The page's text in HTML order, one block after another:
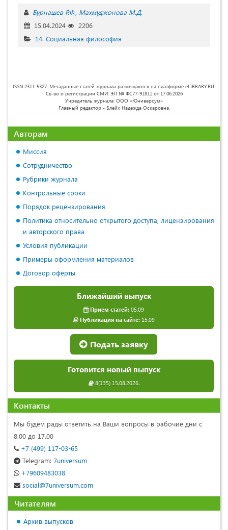
Бурнашев Р.Ф. Махмуджонова М.Д.
15.04.2024
2206
14. Социальная философия
ISSN 2311-5327. Метаданные статей журнала размещаются на платформе eLIBRARY.RU.
Св-во о регистрации СМИ: ЭЛ № ФС77-91811 от 17.06.2026
Учредитель журнала: ООО «Юниверсум»
Главный редактор - Блейх Надежда Оскаровна.
Авторам
Миссия
Сотрудничество
Рубрики журнала
Контрольные сроки
Порядок рецензирования
Политика относительно открытого доступа, лицензирования
и авторского права
Условия публикации
Примеры оформления материалов
Договор оферты
Ближайший выпуск
Прием статей: 05.09
Публикация на сайте:15.09
Подать заявку
Готовится новый выпуск
8(135) 15.08.2026.
Контакты
Мы будем рады ответить на Ваши вопросы в рабочие дни с
8.00 до 17.00
+7 (499) 117-03-65
Telegram: 7universum
+79609483038
social@7universum.com
Читателям
Архив выпусков